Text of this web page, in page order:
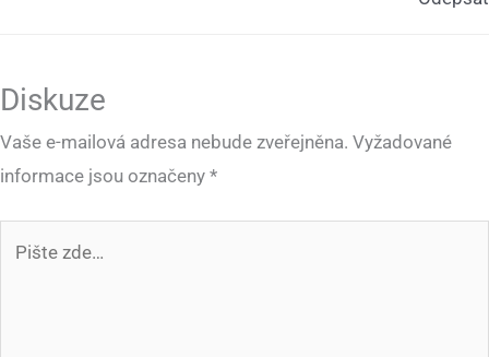
Diskuze
Vaše e-mailová adresa nebude zveřejněna. Vyžadované
informace jsou označeny *